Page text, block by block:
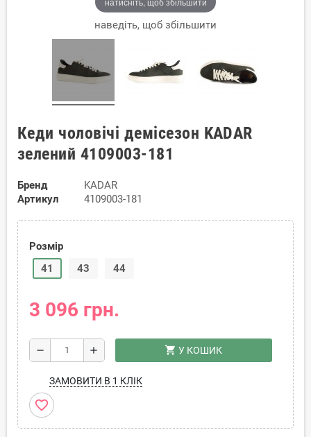
наведіть, щоб збільшити
Кеди чоловічі демісезон KADAR
зелений 4109003-181
Бренд
KADAR
Артикул
4109003-181
Розмір
41
43 44
3 096 грн.
remove add shopping_cart У КОШИК
ЗАМОВИТИ В 1 КЛІК
favorite_border